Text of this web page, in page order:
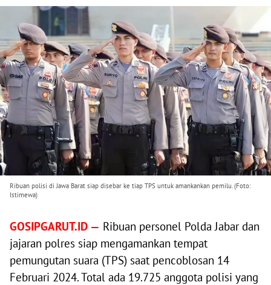
Ribuan polisi di Jawa Barat siap disebar ke tiap TPS untuk amankankan pemilu. (Foto:
Istimewa)
GOSIPGARUT.ID — Ribuan personel Polda Jabar dan
jajaran polres siap mengamankan tempat
pemungutan suara (TPS) saat pencoblosan 14
Februari 2024. Total ada 19.725 anggota polisi yang